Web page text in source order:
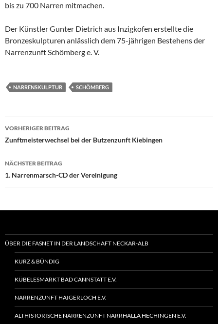
bis zu 700 Narren mitmachen.
Der Künstler Gunter Dietrich aus Inzigkofen erstellte die
Bronzeskulpturen anlässlich dem 75-jährigen Bestehens der
Narrenzunft Schömberg e. V.
NARRENSKULPTUR SCHÖMBERG
Beitragsnavigation
VORHERIGER BEITRAG
Zunftmeisterwechsel bei der Butzenzunft Kiebingen
NÄCHSTER BEITRAG
1. Narrenmarsch-CD der Vereinigung
ÜBER DIE FASNET IN DER LANDSCHAFT NECKAR-ALB
KURZ & BÜNDIG
KÜBELESMARKT BAD CANNSTATT E.V.
NARRENZUNFT HAIGERLOCH E.V.
ALTHISTORISCHE NARRENZUNFT NARRHALLA HECHINGEN E.V.